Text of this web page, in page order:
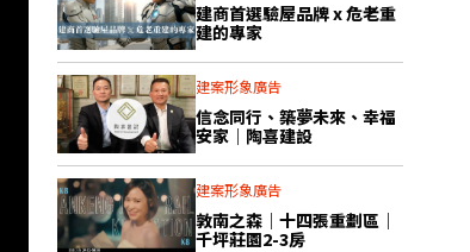
建商首選驗屋品牌 x 危老重
建的專家
建案形象廣告
信念同行、築夢未來、幸福
安家｜陶喜建設
建案形象廣告
敦南之森｜十四張重劃區｜
千坪莊園2-3房